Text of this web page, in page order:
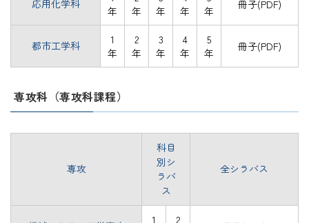
応用化学科
年
年
年
年
年
冊子(PDF)
都市工学科
1
年
2
年
3
年
4
年
5
年
冊子(PDF)
専攻科（専攻科課程）
専攻
科目
別シ
ラバ
ス
全シラバス
1
2